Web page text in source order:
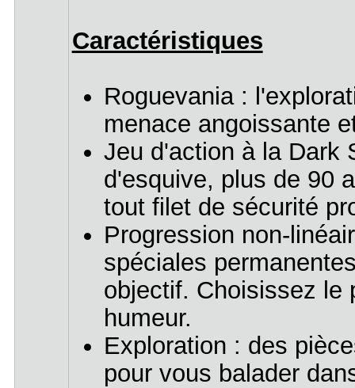
Caractéristiques
Roguevania :
menace angoissante
Jeu d'action à la Dark
d'esquive, plus de 90
tout filet de sécurité
Progression non-
spéciales
objectif. Choisissez le
humeur.
Exploration : des
pour vous balader